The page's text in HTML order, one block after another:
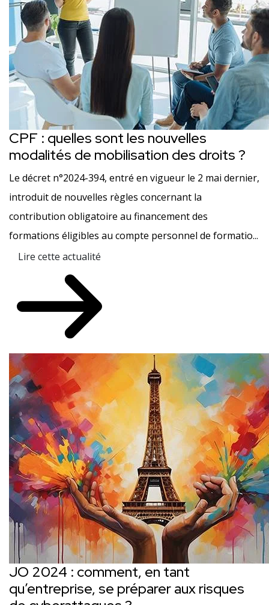
CPF : quelles sont les nouvelles
modalités de mobilisation des droits ?
Le décret n°2024-394, entré en vigueur le 2 mai dernier,
introduit de nouvelles règles concernant la
contribution obligatoire au financement des
formations éligibles au compte personnel de formatio...
Lire cette actualité
JO 2024 : comment, en tant
qu’entreprise, se préparer aux risques